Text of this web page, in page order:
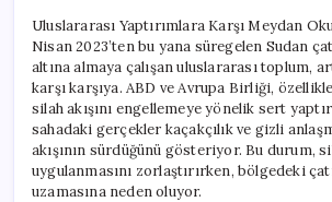
Uluslararası Yaptırımlara Karşı Meydan
Nisan 2023’ten bu yana süregelen Sudan
altına almaya çalışan uluslararası toplum,
karşı karşıya. ABD ve Avrupa Birliği,
silah akışını engellemeye yönelik sert
sahadaki gerçekler kaçakçılık ve gizli
akışının sürdüğünü gösteriyor. Bu durum,
uygulanmasını zorlaştırırken, bölgedeki
uzamasına neden oluyor.